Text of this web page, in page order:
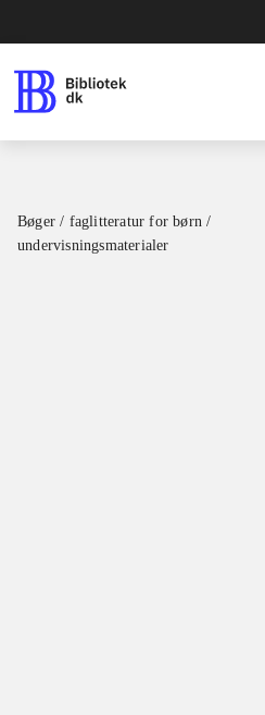
Bøger / faglitteratur for børn /
undervisningsmaterialer